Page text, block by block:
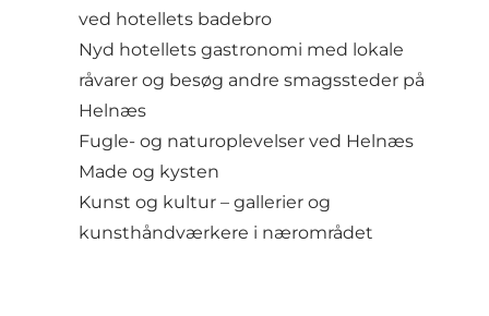
ved hotellets badebro
Nyd hotellets gastronomi med lokale
råvarer og besøg andre smagssteder på
Helnæs
Fugle- og naturoplevelser ved Helnæs
Made og kysten
Kunst og kultur – gallerier og
kunsthåndværkere i nærområdet